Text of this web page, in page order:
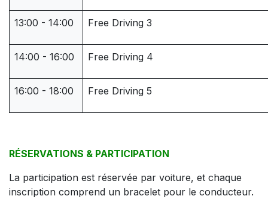
13:00 - 14:00 Free Driving 3
14:00 - 16:00 Free Driving 4
16:00 - 18:00 Free Driving 5
RÉSERVATIONS & PARTICIPATION
La participation est réservée par voiture, et chaque
inscription comprend un bracelet pour le conducteur.